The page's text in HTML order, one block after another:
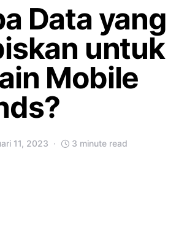
Data yang
untuk
Mobile
11, 2023 3 minute read